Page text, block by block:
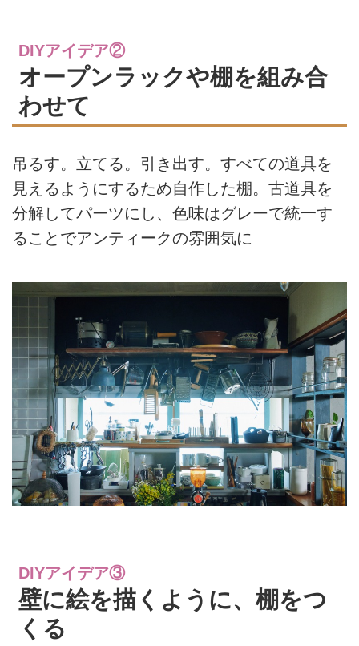
DIYアイデア②
オープンラックや棚を組み合
わせて
吊るす。立てる。引き出す。すべての道具を
見えるようにするため自作した棚。古道具を
分解してパーツにし、色味はグレーで統一す
ることでアンティークの雰囲気に
DIYアイデア③
壁に絵を描くように、棚をつ
くる